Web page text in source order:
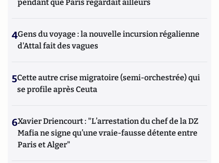
pendant que Paris regardait ailleurs
4Gens du voyage : la nouvelle incursion régalienne
d'Attal fait des vagues
5Cette autre crise migratoire (semi-orchestrée) qui
se profile après Ceuta
6Xavier Driencourt : "L’arrestation du chef de la DZ
Mafia ne signe qu’une vraie-fausse détente entre
Paris et Alger"